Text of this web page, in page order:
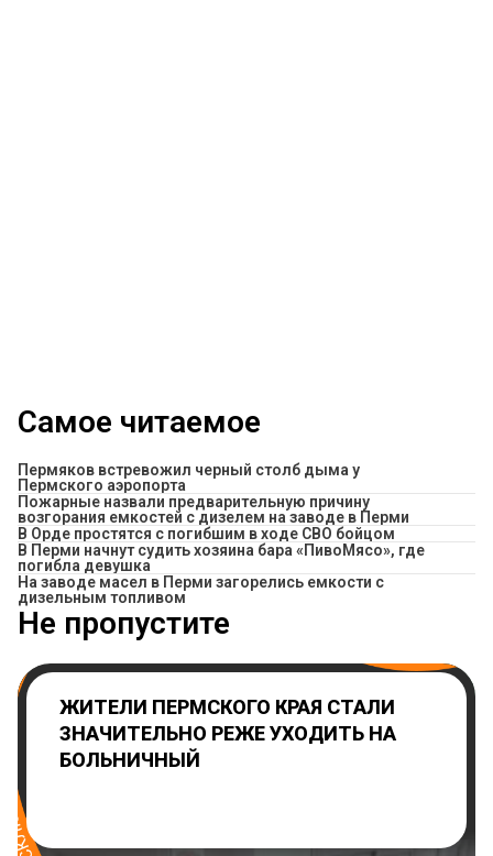
Самое читаемое
Пермяков встревожил черный столб дыма у
Пермского аэропорта
Пожарные назвали предварительную причину
возгорания емкостей с дизелем на заводе в Перми
В Орде простятся с погибшим в ходе СВО бойцом
​В Перми начнут судить хозяина бара «ПивоМясо», где
погибла девушка
На заводе масел в Перми загорелись емкости с
дизельным топливом
Не пропустите
ЖИТЕЛИ ПЕРМСКОГО КРАЯ СТАЛИ
ЗНАЧИТЕЛЬНО РЕЖЕ УХОДИТЬ НА
БОЛЬНИЧНЫЙ